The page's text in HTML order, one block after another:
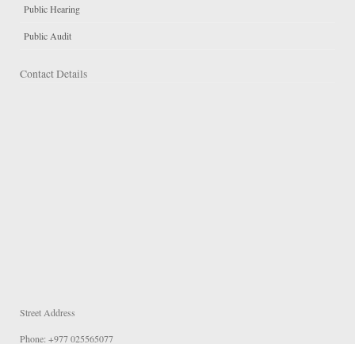
Public Hearing
Public Audit
Contact Details
Street Address
Phone: +977 025565077